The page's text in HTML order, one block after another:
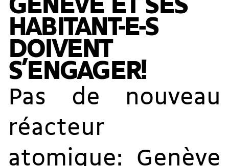
GENÈVE ET SES
HABITANT-E-S
DOIVENT
S’ENGAGER!
Pas de nouveau
réacteur
atomique: Genève